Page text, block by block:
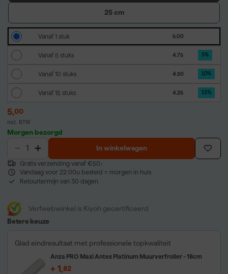
25 cm
Vanaf 1 stuk 5.00
Vanaf 5 stuks 4.75 5%
Vanaf 10 stuks 4.50 10%
Vanaf 15 stuks 4.25 15%
5,00
incl. BTW
Morgen bezorgd
In winkelwagen
Gratis verzending vanaf €50,-
Vandaag voor 22:00u besteld = morgen in huis
Retourtermijn van 30 dagen
Verfwebwinkel is Kiyoh gecertificeerd
Betere keuze
Glad eindresultaat met professionele topkwaliteit
Anza PRO Maxi Antex Platinum Muurverfroller - 18cm
+ 1,82